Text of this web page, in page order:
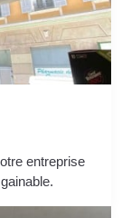
entreprise